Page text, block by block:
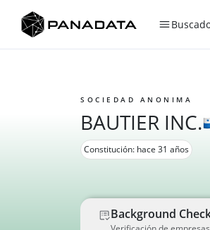
SOCIEDAD ANONIMA
BAUTIER INC.
Constitución: hace 31 años
Background